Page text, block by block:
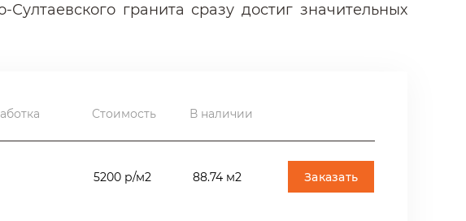
гранита сразу достиг значительных
частных клиентов.
знать. Для правильного применения Южно-
по цвету камень с ярко выраженными
Стоимость В наличии
5200 р/м2 88.74 м2 Заказать